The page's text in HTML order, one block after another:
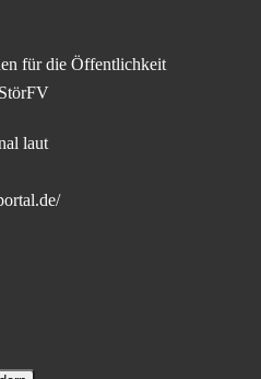
für die Öffentlichkeit
laut